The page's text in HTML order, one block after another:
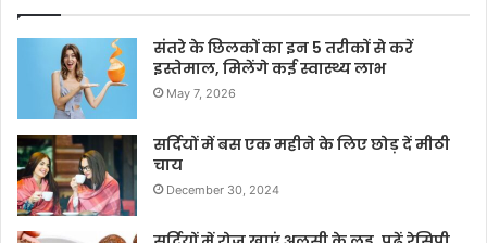
संतरे के छिलकों का इन 5 तरीकों से करें
इस्तेमाल, मिलेंगे कई स्वास्थ्य लाभ
May 7, 2026
सर्दियों में बस एक महीने के लिए छोड़ दें मीठी
चाय
December 30, 2024